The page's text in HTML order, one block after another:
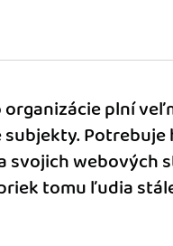
plní
svojich webových
tomu ľudia